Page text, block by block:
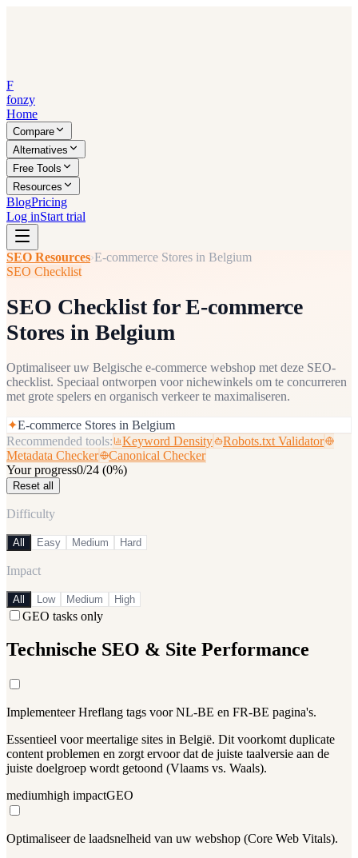
F
fonzy
Home
Compare
Alternatives
Free Tools
Resources
BlogPricing
Log inStart trial
SEO Resources›E-commerce Stores in Belgium
SEO Checklist
SEO Checklist for E-commerce
Stores in Belgium
Optimaliseer uw Belgische e-commerce webshop met deze SEO-
checklist. Speciaal ontworpen voor nichewinkels om te concurreren
met grote spelers en organisch verkeer te maximaliseren.
✦E-commerce Stores in Belgium
Recommended tools:
Keyword Density
Robots.txt Validator
Metadata Checker
Canonical Checker
Your progress0/24 (0%)
Reset all
Difficulty
All Easy Medium Hard
Impact
All Low Medium High
GEO tasks only
Technische SEO & Site Performance
Implementeer Hreflang tags voor NL-BE en FR-BE pagina's.
Essentieel voor meertalige sites in België. Dit voorkomt duplicate
content problemen en zorgt ervoor dat de juiste taalversie aan de
juiste doelgroep wordt getoond (Vlaams vs. Waals).
mediumhigh impactGEO
Optimaliseer de laadsnelheid van uw webshop (Core Web Vitals).